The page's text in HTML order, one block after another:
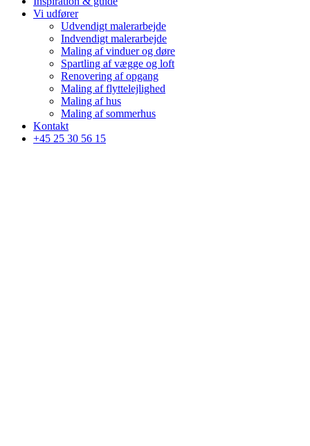
Vi udfører
Udvendigt malerarbejde
Indvendigt malerarbejde
Maling af vinduer og døre
Spartling af vægge og loft
Renovering af opgang
Maling af flyttelejlighed
Maling af hus
Maling af sommerhus
Kontakt
+45 25 30 56 15